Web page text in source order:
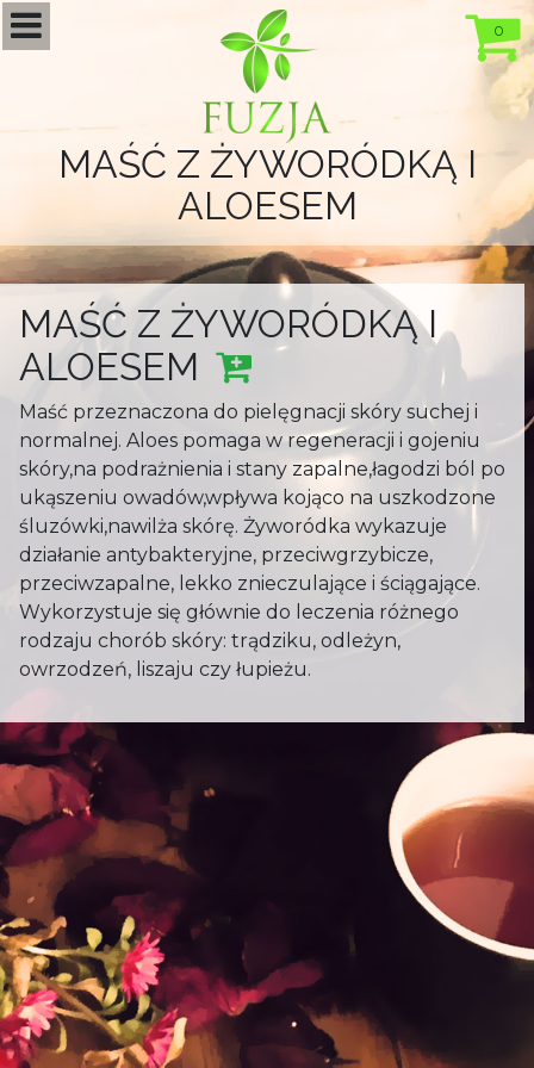
0
MAŚĆ Z ŻYWORÓDKĄ I
ALOESEM
MAŚĆ Z ŻYWORÓDKĄ I
ALOESEM
Maść przeznaczona do pielęgnacji skóry suchej i
normalnej. Aloes pomaga w regeneracji i gojeniu
skóry,na podrażnienia i stany zapalne,łagodzi ból po
ukąszeniu owadów,wpływa kojąco na uszkodzone
śluzówki,nawilża skórę. Żyworódka wykazuje
działanie antybakteryjne, przeciwgrzybicze,
przeciwzapalne, lekko znieczulające i ściągające.
Wykorzystuje się głównie do leczenia różnego
rodzaju chorób skóry: trądziku, odleżyn,
owrzodzeń, liszaju czy łupieżu.